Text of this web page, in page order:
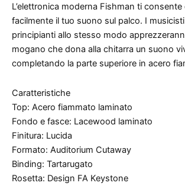
L’elettronica moderna Fishman ti
facilmente il tuo suono sul palco. I
principianti allo stesso modo
mogano che dona alla chitarra un suono
completando la parte superiore in acero
Caratteristiche
Top: Acero fiammato laminato
Fondo e fasce: Lacewood laminato
Finitura: Lucida
Formato: Auditorium Cutaway
Binding: Tartarugato
Rosetta: Design FA Keystone